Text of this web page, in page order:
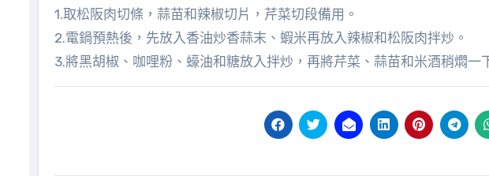
1.取松阪肉切條，蒜苗和辣椒切片，芹菜切段備用。
2.電鍋預熱後，先放入香油炒香蒜末、蝦米再放入辣椒和松阪肉拌炒。
3.將黑胡椒、咖哩粉、蠔油和糖放入拌炒，再將芹菜、蒜苗和米酒稍燜一